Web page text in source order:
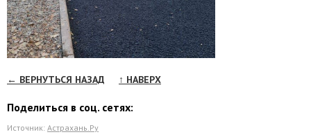
← ВЕРНУТЬСЯ НАЗАД ↑ НАВЕРХ
Поделиться в соц. сетях:
Источник: Астрахань.Ру